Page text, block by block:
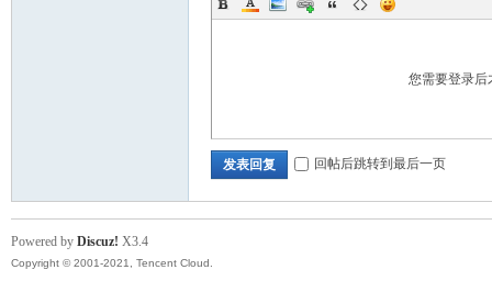
您需要登录
发表回复 回帖后跳转到最后一页
Powered by Discuz! X3.4
Copyright © 2001-2021, Tencent Cloud.